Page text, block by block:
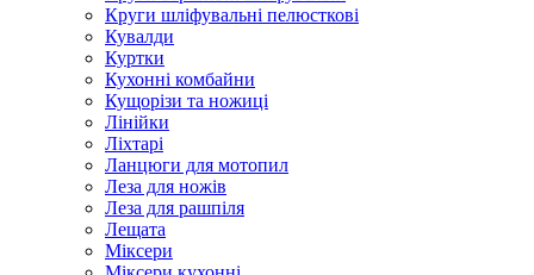
Круги шліфувальні пелюсткові
Кувалди
Куртки
Кухонні комбайни
Кущорізи та ножиці
Лінійки
Ліхтарі
Ланцюги для мотопил
Леза для ножів
Леза для рашпіля
Лещата
Міксери